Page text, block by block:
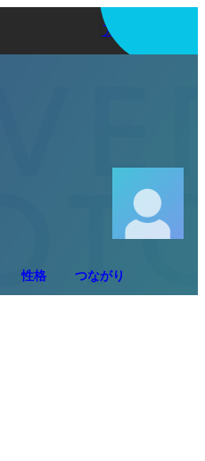
アプリを使う
性格 つながり